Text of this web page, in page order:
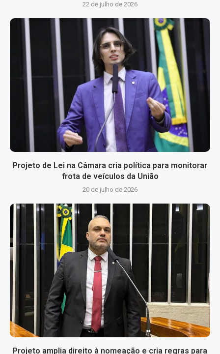
22 de julho de 2026
Projeto de Lei na Câmara cria política para monitorar
frota de veículos da União
20 de julho de 2026
Projeto amplia direito à nomeação e cria regras para